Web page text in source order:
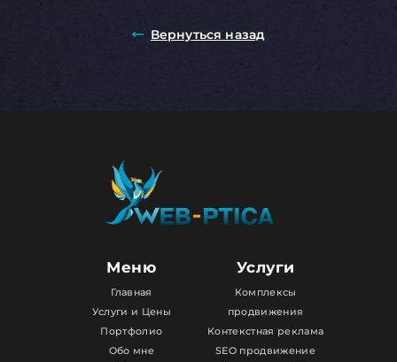
Вернуться назад
Меню
Главная
Услуги и Цены
Портфолио
Обо мне
Услуги
Комплексы
продвижения
Контекстная реклама
SEO продвижение